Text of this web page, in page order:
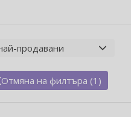
Отмяна на филтъра (1)